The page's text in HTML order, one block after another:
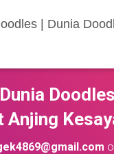
| Dunia
Anjing